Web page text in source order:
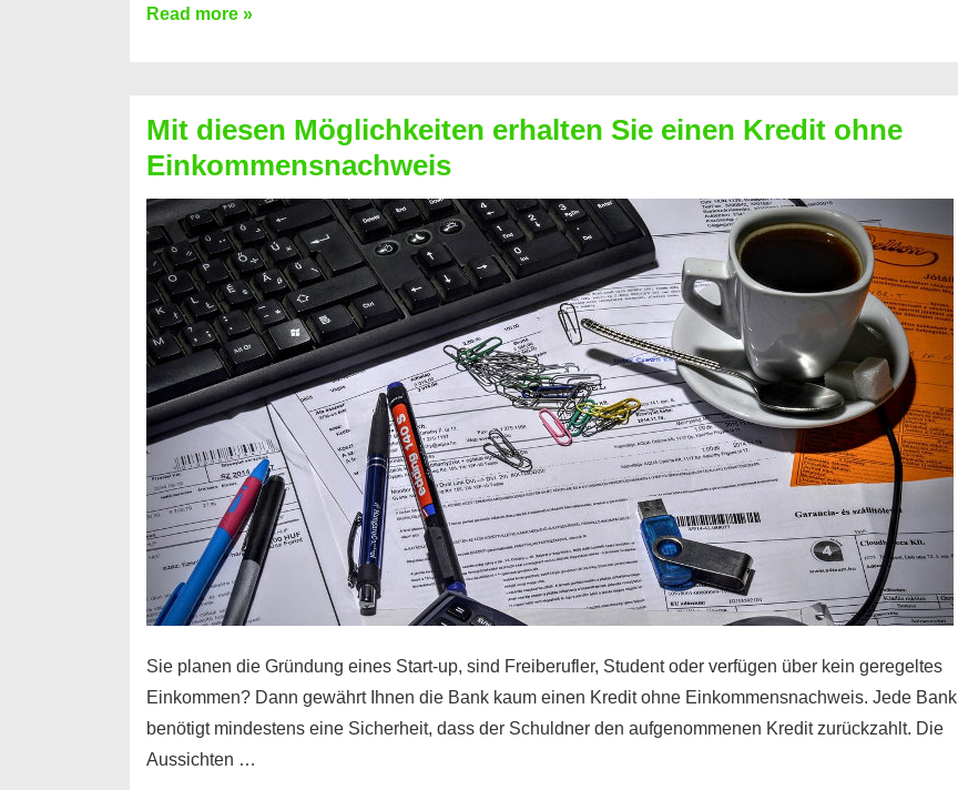
Ferratum
für
schnelle
Durchstarter
Read more »
Mit diesen Möglichkeiten erhalten Sie einen Kredit ohne
Einkommensnachweis
Sie planen die Gründung eines Start-up, sind Freiberufler, Student oder verfügen über kein geregeltes
Einkommen? Dann gewährt Ihnen die Bank kaum einen Kredit ohne Einkommensnachweis. Jede Bank
benötigt mindestens eine Sicherheit, dass der Schuldner den aufgenommenen Kredit zurückzahlt. Die
Aussichten …